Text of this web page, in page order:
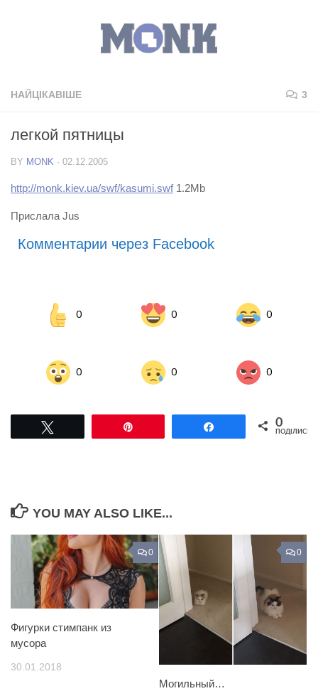
НАЙЦІКАВІШЕ 3
легкой пятницы
BY MONK · 02.12.2005
http://monk.kiev.ua/swf/kasumi.swf1.2Mb
Прислала Jus
Комментарии через Facebook
0 0 0
0 0 0
Поділитися0
ПОДІЛИСЬ
YOU MAY ALSO LIKE...
0
Фигурки стимпанк из
мусора
30.01.2018
0
Могильный…